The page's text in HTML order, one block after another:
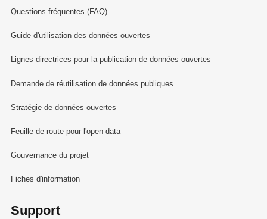
Questions fréquentes (FAQ)
Guide d'utilisation des données ouvertes
Lignes directrices pour la publication de données ouvertes
Demande de réutilisation de données publiques
Stratégie de données ouvertes
Feuille de route pour l'open data
Gouvernance du projet
Fiches d'information
Support